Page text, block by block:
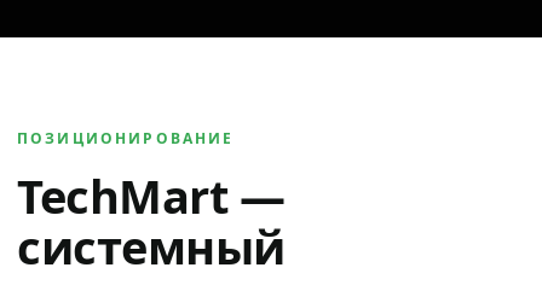
ПОЗИЦИОНИРОВАНИЕ
TechMart —
системный